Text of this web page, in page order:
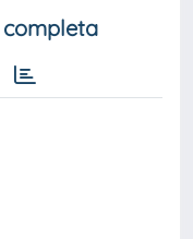
completa